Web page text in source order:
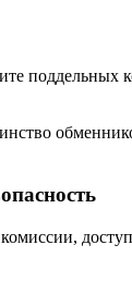
поддельных